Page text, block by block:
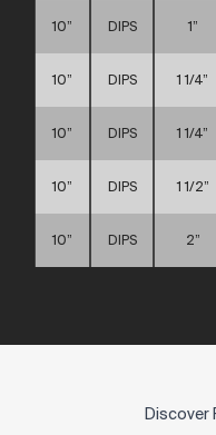
10” DIPS 1”
10” DIPS 1 1/4”
10” DIPS 1 1/4”
10” DIPS 1 1/2”
10” DIPS 2”
Discover